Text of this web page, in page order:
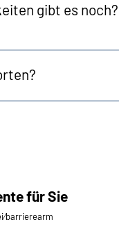
gibt es noch?
für Sie